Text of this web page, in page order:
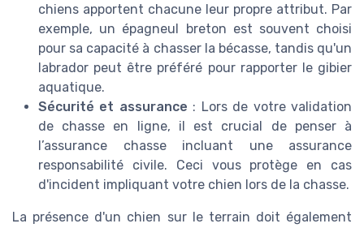
chiens apportent chacune leur propre attribut. Par
exemple, un épagneul breton est souvent choisi
pour sa capacité à chasser la bécasse, tandis qu'un
labrador peut être préféré pour rapporter le gibier
aquatique.
Sécurité et assurance : Lors de votre validation
de chasse en ligne, il est crucial de penser à
l’assurance chasse incluant une assurance
responsabilité civile. Ceci vous protège en cas
d'incident impliquant votre chien lors de la chasse.
La présence d'un chien sur le terrain doit également